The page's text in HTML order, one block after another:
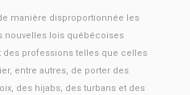
manière disproportionnée les
nouvelles lois québécoises
des professions telles que celles
entre autres, de porter des
des hijabs, des turbans et des